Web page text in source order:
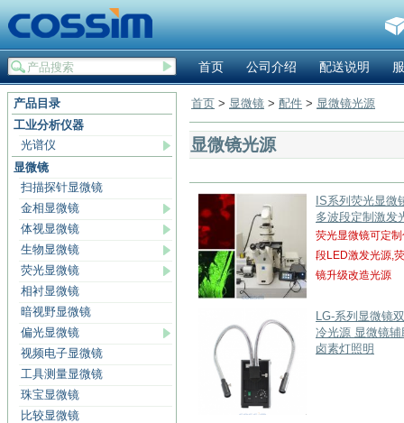
首页 公司介绍 配送说明
产品目录
工业分析仪器
光谱仪
显微镜
扫描探针显微镜
金相显微镜
体视显微镜
生物显微镜
荧光显微镜
相衬显微镜
暗视野显微镜
偏光显微镜
视频电子显微镜
工具测量显微镜
珠宝显微镜
比较显微镜
首页 > 显微镜 > 配件 > 显微镜光源
显微镜光源
IS系列荧光显微
多波段定制激发
荧光显微镜可定
段LED激发光源,
镜升级改造光源
LG-系列显微镜
冷光源 显微镜辅
卤素灯照明